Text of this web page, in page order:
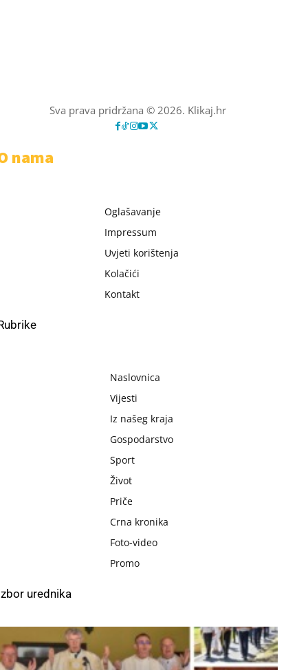
Sva prava pridržana © 2026. Klikaj.hr
nama
Oglašavanje
Impressum
Uvjeti korištenja
Kolačići
Kontakt
Naslovnica
Vijesti
Iz našeg kraja
Gospodarstvo
Sport
Život
Priče
Crna kronika
Foto-video
Promo
urednika